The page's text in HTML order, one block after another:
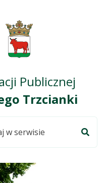
do
menu
treści
mapy
Publicznej
Trzcianki